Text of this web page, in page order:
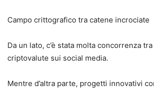
Campo crittografico tra catene incrociate
Da un lato, c’è stata molta concorrenza
criptovalute sui social media.
Mentre d’altra parte, progetti innovativi